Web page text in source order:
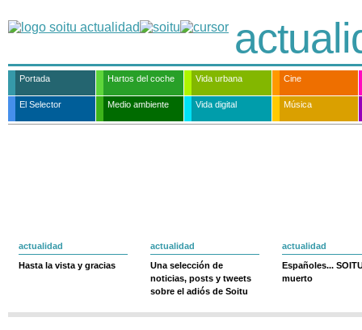
Portada Hartos del coche Vida urbana Cine
El Selector Medio ambiente Vida digital Música
actualidad
Hasta la vista y gracias
actualidad
Una selección de
noticias, posts y tweets
sobre el adiós de Soitu
actualidad
Españoles...
muerto